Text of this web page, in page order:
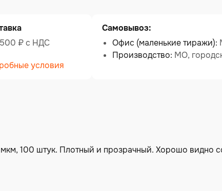
₽ c НДС
условия
Самовывоз:
Офис (маленькие тиражи):
Производство: МО,
100 штук. Плотный и прозрачный. Хорошо видно